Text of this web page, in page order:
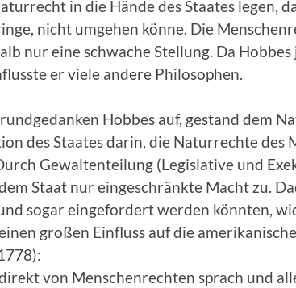
in die Hände des Staates legen,
nicht umgehen könne. Die
nur eine schwache Stellung. Da
er viele andere Philosophen.
Hobbes auf, gestand dem
des Staates darin, die Naturrechte des
Gewaltenteilung (Legislative und
Staat nur eingeschränkte Macht zu.
sogar eingefordert werden könnten,
großen Einfluss auf die
von Menschenrechten sprach und